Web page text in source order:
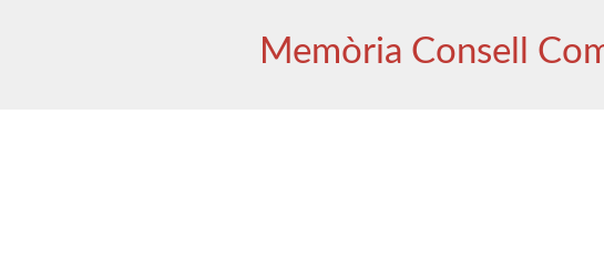
Memòria Consell